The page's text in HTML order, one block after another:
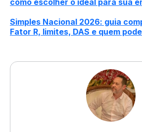
como escolher o ideal para sua
Simples Nacional 2026: guia
Fator R, limites, DAS e quem